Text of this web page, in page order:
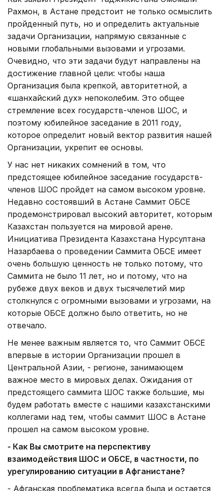
Рахмон, в Астане предстоит не только осмыслить
пройденный путь, но и определить актуальные
задачи Организации, напрямую связанные с
новыми глобальными вызовами и угрозами.
Очевидно, что эти задачи будут направлены на
достижение главной цели: чтобы наша
Организация была крепкой, авторитетной, а
«шанхайский дух» непоколебим. Это общее
стремление всех государств-членов ШОС, и
поэтому юбилейное заседание в 2011 году,
которое определит новый вектор развития нашей
Организации, укрепит ее основы.
У нас нет никаких сомнений в том, что
предстоящее юбилейное заседание государств-
членов ШОС пройдет на самом высоком уровне.
Недавно состоявший в Астане Саммит ОБСЕ
продемонстрировал высокий авторитет, которым
Казахстан пользуется на мировой арене.
Инициатива Президента Казахстана Нурсултана
Назарбаева о проведении Саммита ОБСЕ имеет
очень большую ценность не только потому, что
Саммита не было 11 лет, но и потому, что на
рубеже двух веков и двух тысячелетий мир
столкнулся с огромными вызовами и угрозами, на
которые ОБСЕ должно было ответить, но не
отвечало.
Не менее важным является то, что Саммит ОБСЕ
впервые в истории Организации прошел в
Центральной Азии, - регионе, занимающем
важное место в мировых делах. Ожидания от
предстоящего саммита ШОС также большие, мы
будем работать вместе с нашими казахстанскими
коллегами над тем, чтобы саммит ШОС в Астане
прошел на самом высоком уровне.
- Как Вы смотрите на перспективу
взаимодействия ШОС и ОБСЕ, в частности, по
урегулированию ситуации в Афганистане?
- Афганская проблематика всегда была и остается